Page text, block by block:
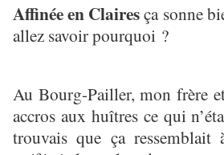
Affinée en Clairesça sonne
allez savoir pourquoi ?
Au Bourg-Pailler, mon frère
accros aux huîtres ce qui
trouvais que ça